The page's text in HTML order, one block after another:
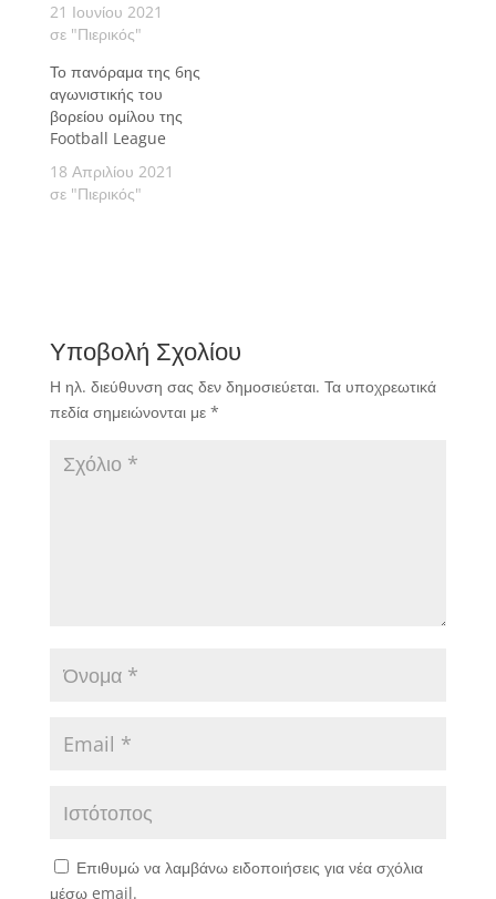
21 Ιουνίου 2021
σε "Πιερικός"
Το πανόραμα της 6ης
αγωνιστικής του
βορείου ομίλου της
Football League
18 Απριλίου 2021
σε "Πιερικός"
Υποβολή Σχολίου
Η ηλ. διεύθυνση σας δεν δημοσιεύεται. Τα υποχρεωτικά
πεδία σημειώνονται με *
Επιθυμώ να λαμβάνω ειδοποιήσεις για νέα σχόλια
μέσω email.